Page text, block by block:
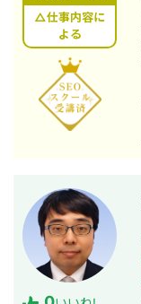
△仕事内容に
よる